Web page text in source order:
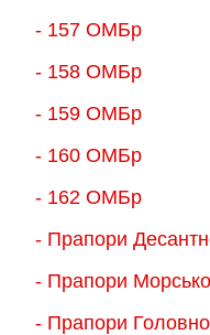
- 157 ОМБр
- 158 ОМБр
- 159 ОМБр
- 160 ОМБр
- 162 ОМБр
- Прапори
- Прапори
- Прапори